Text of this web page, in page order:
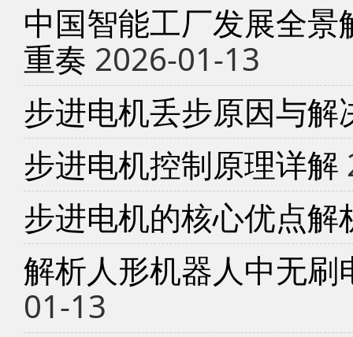
中国智能工厂发展全
重奏 2026-01-13
步进电机丢步原因与解
步进电机控制原理详解
步进电机的核心优点解
解析人形机器人中无
01-13